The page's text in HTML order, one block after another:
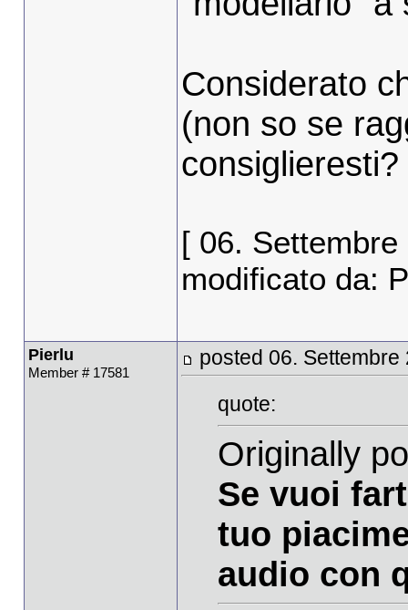
Considerato
(non so se
consiglieresti?
[ 06.
modificato da:
Pierlu
Member # 17581
posted 06. Settembre
quote:
Originally
Se vuoi
tuo
audio con